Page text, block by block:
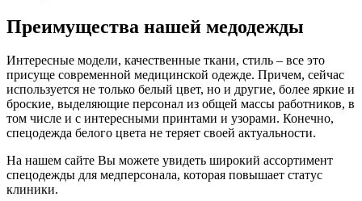
Преимущества нашей медодежды
Интересные модели, качественные ткани, стиль – все это
присуще современной медицинской одежде. Причем, сейчас
используется не только белый цвет, но и другие, более яркие и
броские, выделяющие персонал из общей массы работников, в
том числе и с интересными принтами и узорами. Конечно,
спецодежда белого цвета не теряет своей актуальности.
На нашем сайте Вы можете увидеть широкий ассортимент
спецодежды для медперсонала, которая повышает статус
клиники.